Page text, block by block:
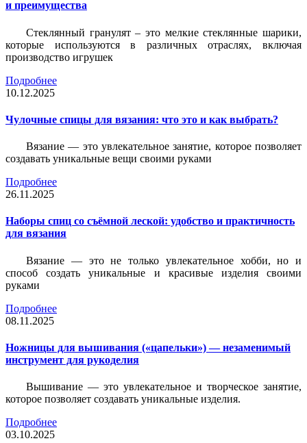
и преимущества
Стеклянный гранулят – это мелкие стеклянные шарики,
которые используются в различных отраслях, включая
производство игрушек
Подробнее
10.12.2025
Чулочные спицы для вязания: что это и как выбрать?
Вязание — это увлекательное занятие, которое позволяет
создавать уникальные вещи своими руками
Подробнее
26.11.2025
Наборы спиц со съёмной леской: удобство и практичность
для вязания
Вязание — это не только увлекательное хобби, но и
способ создать уникальные и красивые изделия своими
руками
Подробнее
08.11.2025
Ножницы для вышивания («цапельки») — незаменимый
инструмент для рукоделия
Вышивание — это увлекательное и творческое занятие,
которое позволяет создавать уникальные изделия.
Подробнее
03.10.2025